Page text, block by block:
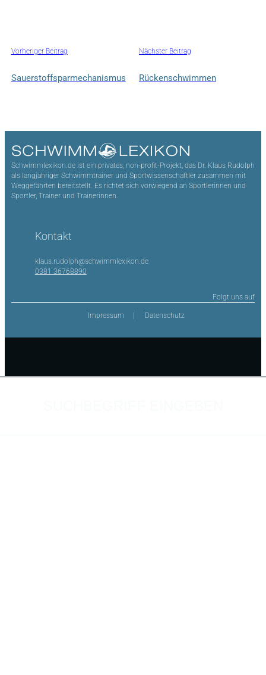
Vorheriger Beitrag
Sauerstoffsparmechanismus
Nächster Beitrag
Rückenschwimmen
Schwimmlexikon.de ist ein privates, non-profit-Projekt, das Dr. Klaus Rudolph
als langjähriger Schwimmtrainer und Sportwissenschaftler zusammen mit
Weggefährten bereitstellt. Es richtet sich vorwiegend an Sportlerinnen und
Sportler, Trainer und Trainerinnen.
Kontakt
klaus.rudolph@schwimmlexikon.de
0381 36768890
Folgt uns auf
Impressum Datenschutz